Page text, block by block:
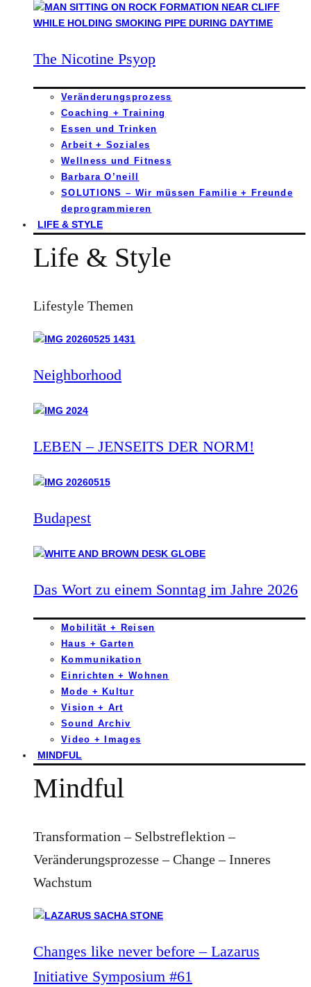
The Nicotine Psyop
Veränderungsprozess
Coaching + Training
Essen und Trinken
Arbeit + Soziales
Wellness und Fitness
Barbara O’neill
SOLUTIONS – Wir müssen Familie + Freunde
deprogrammieren
LIFE & STYLE
Life & Style
Lifestyle Themen
Neighborhood
LEBEN – JENSEITS DER NORM!
Budapest
Das Wort zu einem Sonntag im Jahre 2026
Mobilität + Reisen
Haus + Garten
Kommunikation
Einrichten + Wohnen
Mode + Kultur
Vision + Art
Sound Archiv
Video + Images
MINDFUL
Mindful
Transformation – Selbstreflektion –
Veränderungsprozesse – Change – Inneres
Wachstum
Changes like never before – Lazarus
Initiative Symposium #61